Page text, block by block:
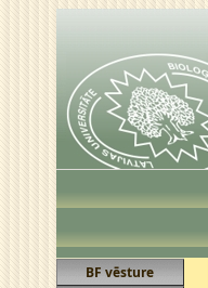
BF vēsture